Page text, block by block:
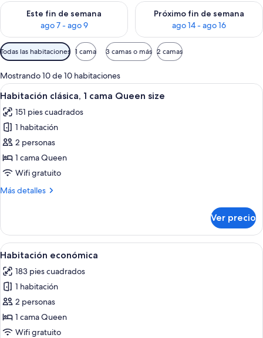
Este fin de semana
ago 7 - ago 9
Consulta la disponibilidad para este fin de semana ago 7 -
Próximo fin de semana
ago 14 - ago 16
Consulta la disponibilidad
Filtros
disponibles
para
las
habitaciones
Todas las habitaciones 1 cama 3 camas o más 2 camas
Mostrando 10 de 10 habitaciones
Abrir
todas
las
fotos
de
Habitación
clásica,
cama
Habitación de hotel con cama,
4
Habitación clásica, 1 cama Queen size
151 pies cuadrados
1 habitación
2 personas
1 cama Queen
Wifi gratuito
Más detalles
Más
clásica,
cama
size
Ver precio
Abrir
todas
las
fotos
de
Habitación
económica
Una cama bien hecha con ropa
5
Habitación económica
183 pies cuadrados
1 habitación
2 personas
1 cama Queen
Wifi gratuito